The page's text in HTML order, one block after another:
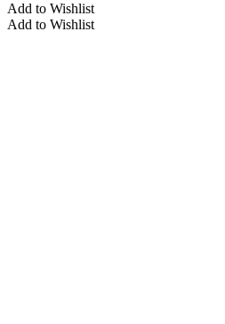
Add to Wishlist
Add to Wishlist